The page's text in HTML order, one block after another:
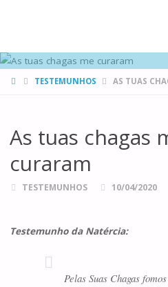
HOMETESTEMUNHOS AS TUAS
As tuas chagas
curaram
TESTEMUNHOS 10/04/2020
Testemunho da Natércia:
Pelas Suas Chagas